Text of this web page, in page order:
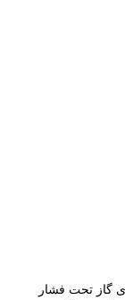
گاز تحت فشار